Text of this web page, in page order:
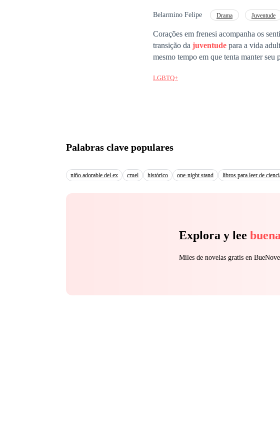
Belarmino Felipe Drama Juventude
Corações em frenesi acompanha os
transição da juventude para a vida
mesmo tempo em que tenta manter seu
mudar para sempre os fatos daquela noite. Obs: a presente narrativa pode conter elementos
LGBTQ+
Palabras clave populares
niño adorable del ex cruel histórico one-night stand libros para leer de
Explora y lee
Miles de novelas gratis en